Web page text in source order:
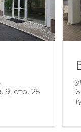
9, стр. 25